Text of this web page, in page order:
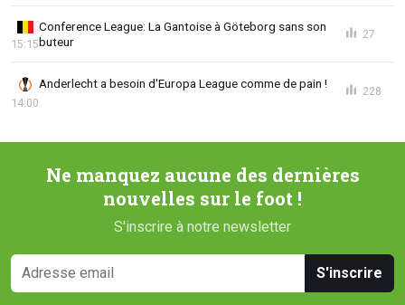
Conference League: La Gantoise à Göteborg sans son
buteur
15:15
27
Anderlecht a besoin d'Europa League comme de pain !
14:00
228
Ne manquez aucune des dernières
nouvelles sur le foot !
S'inscrire à notre newsletter
S'inscrire